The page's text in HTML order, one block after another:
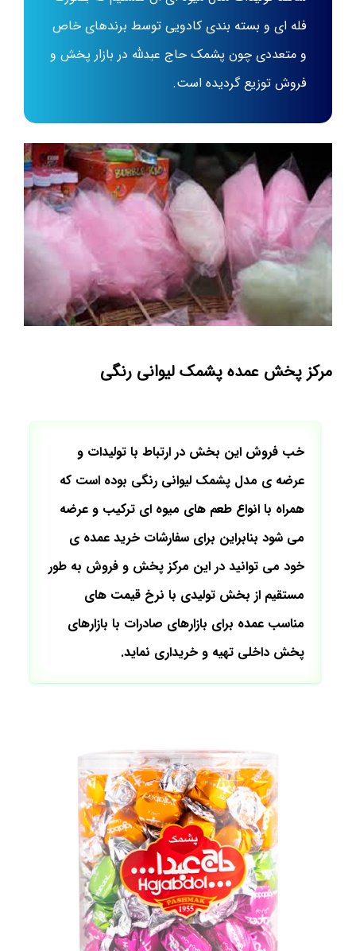
فله ای و بسته بندی کادویی توسط برندهای خاص
و متعددی چون پشمک حاج عبدلله در بازار پخش و
فروش توزیع گردیده است.
مرکز پخش عمده پشمک لیوانی رنگی
خب فروش این بخش در ارتباط با تولیدات و
عرضه ی مدل پشمک لیوانی رنگی بوده است که
همراه با انواع طعم های میوه ای ترکیب و عرضه
می شود بنابراین برای سفارشات خرید عمده ی
خود می توانید در این مرکز پخش و فروش به طور
مستقیم از بخش تولیدی با نرخ قیمت های
مناسب عمده برای بازارهای صادرات با بازارهای
پخش داخلی تهیه و خریداری نماید.